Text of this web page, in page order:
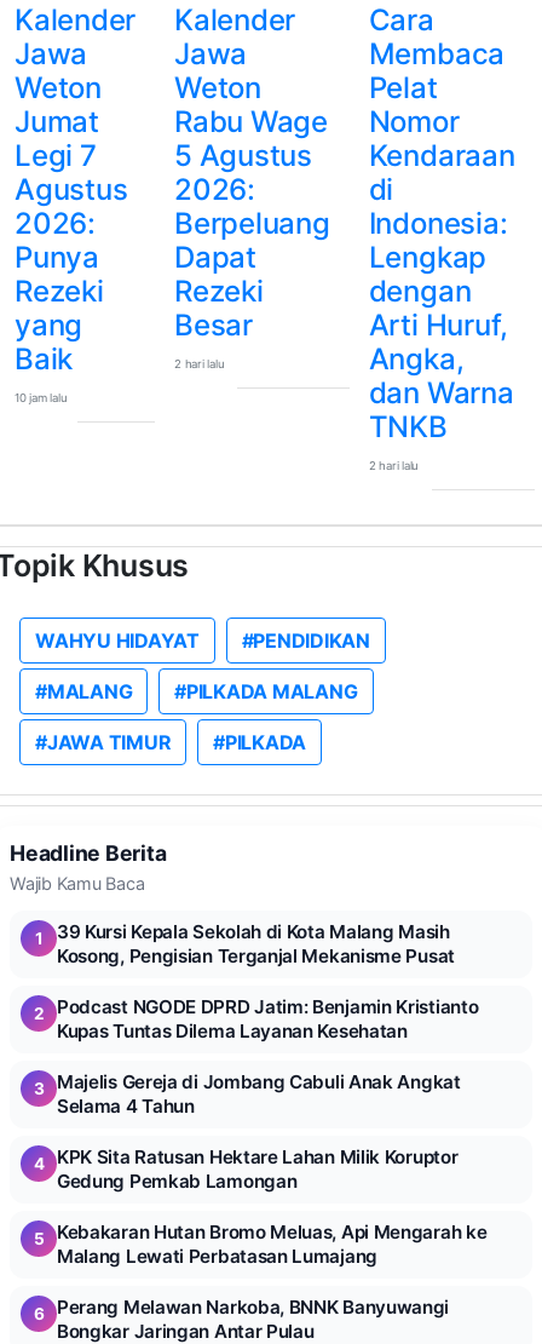
Kalender
Jawa
Weton
Jumat
Legi 7
Agustus
2026:
Punya
Rezeki
yang
Baik
10 jam lalu
Kalender
Jawa
Weton
Rabu Wage
5 Agustus
2026:
Berpeluang
Dapat
Rezeki
Besar
2 hari lalu
Cara
Membaca
Pelat
Nomor
Kendaraan
di
Indonesia:
Lengkap
dengan
Arti Huruf,
Angka,
dan Warna
TNKB
2 hari lalu
Khusus
WAHYU HIDAYAT #PENDIDIKAN
#MALANG #PILKADA MALANG
#JAWA TIMUR #PILKADA
Headline Berita
Wajib Kamu Baca
1
39 Kursi Kepala Sekolah di Kota Malang Masih
Kosong, Pengisian Terganjal Mekanisme Pusat
2
Podcast NGODE DPRD Jatim: Benjamin Kristianto
Kupas Tuntas Dilema Layanan Kesehatan
3
Majelis Gereja di Jombang Cabuli Anak Angkat
Selama 4 Tahun
4
KPK Sita Ratusan Hektare Lahan Milik Koruptor
Gedung Pemkab Lamongan
5
Kebakaran Hutan Bromo Meluas, Api Mengarah ke
Malang Lewati Perbatasan Lumajang
6
Perang Melawan Narkoba, BNNK Banyuwangi
Bongkar Jaringan Antar Pulau